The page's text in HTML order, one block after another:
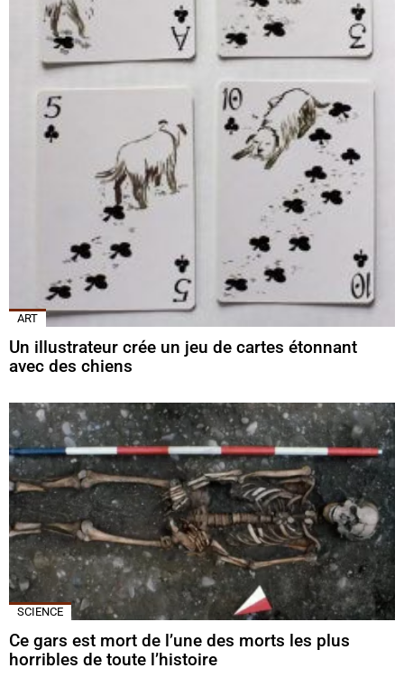
ART
Un illustrateur crée un jeu de cartes étonnant
avec des chiens
SCIENCE
Ce gars est mort de l’une des morts les plus
horribles de toute l’histoire